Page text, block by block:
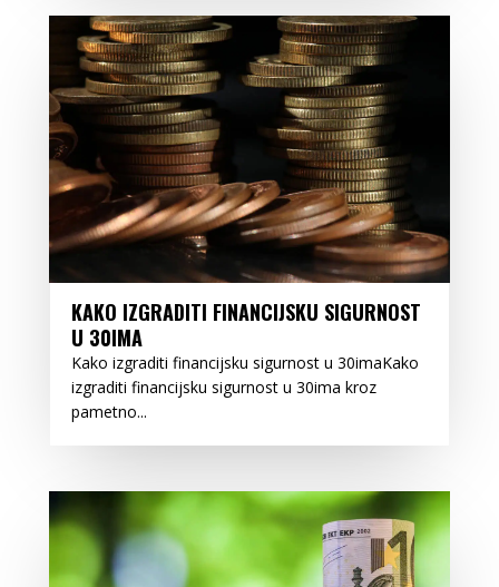
KAKO IZGRADITI FINANCIJSKU SIGURNOST
U 30IMA
Kako izgraditi financijsku sigurnost u 30imaKako
izgraditi financijsku sigurnost u 30ima kroz
pametno...